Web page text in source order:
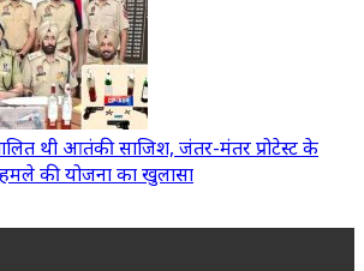
थी आतंकी साजिश, जंतर-मंतर प्रोटेस्ट के
की योजना का खुलासा